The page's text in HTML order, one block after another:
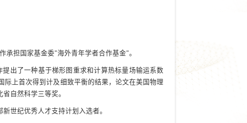
承担国家基金委"海外青年学者合作基金"。
出了一种基于梯形图重求和计算热标量场输运系数
上首次得到计及细致平衡的结果，论文在美国物理
自然科学三等奖。
世纪优秀人才支持计划入选者。